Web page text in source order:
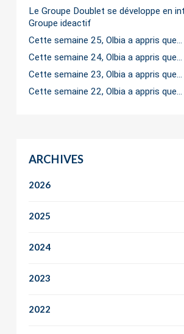
Le Groupe Doublet se développe en
Groupe ideactif
Cette semaine 25, Olbia a appris que…
Cette semaine 24, Olbia a appris que…
Cette semaine 23, Olbia a appris que…
Cette semaine 22, Olbia a appris que…
ARCHIVES
2026
2025
2024
2023
2022